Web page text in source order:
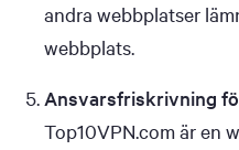
andra webbplatser
webbplats.
Ansvarsfriskrivning
Top10VPN.com är en